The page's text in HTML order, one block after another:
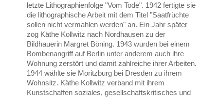
letzte Lithographienfolge "Vom Tode". 1942 fertigte sie
die lithographische Arbeit mit dem Titel "Saatfrüchte
sollen nicht vermahlen werden" an. Ein Jahr später
zog Käthe Kollwitz nach Nordhausen zu der
Bildhauerin Margret Böning. 1943 wurden bei einem
Bombenangriff auf Berlin unter anderem auch ihre
Wohnung zerstört und damit zahlreiche ihrer Arbeiten.
1944 wählte sie Moritzburg bei Dresden zu ihrem
Wohnsitz. Käthe Kollwitz verband mit ihrem
Kunstschaffen soziales, gesellschaftskritisches und